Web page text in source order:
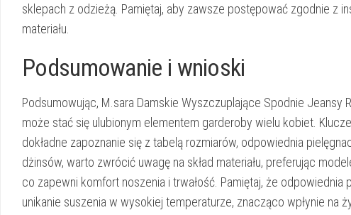
sklepach z odzieżą. Pamiętaj, aby zawsze postępować zgodnie z
materiału.
Podsumowanie i wnioski
Podsumowując, M.sara Damskie Wyszczuplające Spodnie
może stać się ulubionym elementem garderoby wielu kobiet.
dokładne zapoznanie się z tabelą rozmiarów, odpowiednia
dżinsów, warto zwrócić uwagę na skład materiału, preferując
co zapewni komfort noszenia i trwałość. Pamiętaj, że
unikanie suszenia w wysokiej temperaturze, znacząco wpłynie na